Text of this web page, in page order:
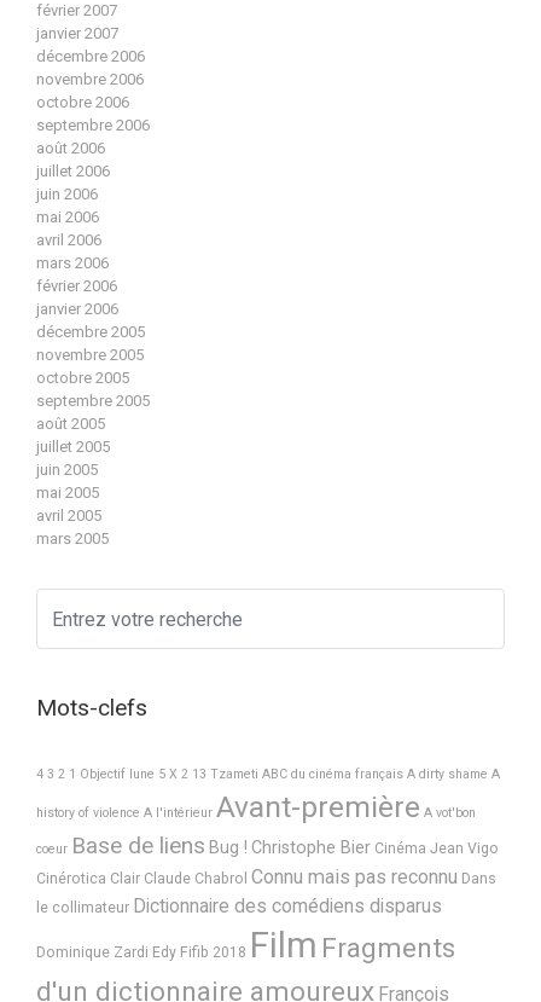
février 2007
janvier 2007
décembre 2006
novembre 2006
octobre 2006
septembre 2006
août 2006
juillet 2006
juin 2006
mai 2006
avril 2006
mars 2006
février 2006
janvier 2006
décembre 2005
novembre 2005
octobre 2005
septembre 2005
août 2005
juillet 2005
juin 2005
mai 2005
avril 2005
mars 2005
Mots-clefs
4 3 2 1 Objectif lune 5 X 2 13 Tzameti ABC du cinéma français A dirty shame A
history of violence A l'intérieur Avant-première A vot'bon
coeur Base de liens Bug ! Christophe Bier Cinéma Jean Vigo
Cinérotica Clair Claude Chabrol Connu mais pas reconnu Dans
le collimateur Dictionnaire des comédiens disparus
Dominique Zardi Edy Fifib 2018 Film Fragments
d'un dictionnaire amoureux François